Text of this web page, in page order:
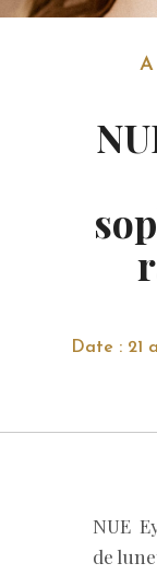
Date : 21
NUE
de